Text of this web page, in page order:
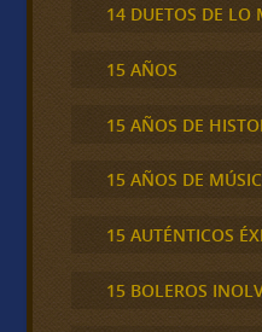
14 DUETOS DE LO
15 AÑOS
15 AÑOS DE
15 AÑOS DE
15 AUTÉNTICOS
15 BOLEROS